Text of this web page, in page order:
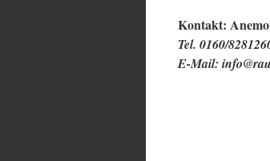
Kontakt:
Tel. 0160/
E-Mail: